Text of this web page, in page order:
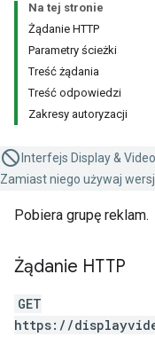
Na tej stronie
Żądanie HTTP
Parametry ścieżki
Treść żądania
Treść odpowiedzi
Zakresy autoryzacji
Interfejs Display &
Zamiast niego używaj
Pobiera grupę reklam.
Żądanie HTTP
GET
https://